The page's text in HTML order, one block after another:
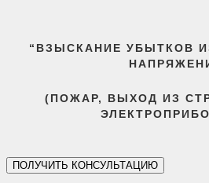
“ВЗЫСКАНИЕ УБЫТКОВ
(ПОЖАР, ВЫХОД ИЗ
ПОЛУЧИТЬ КОНСУЛЬТАЦИЮ